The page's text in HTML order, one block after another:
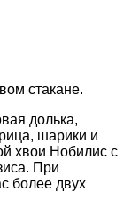
стакане.
долька,
шарики и
хвои Нобилис с
При
более двух